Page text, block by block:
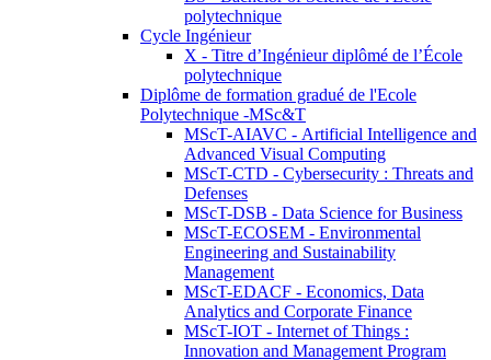
polytechnique
Cycle Ingénieur
X - Titre d’Ingénieur diplômé de l’École
polytechnique
Diplôme de formation gradué de l'Ecole
Polytechnique -MSc&T
MScT-AIAVC - Artificial Intelligence and
Advanced Visual Computing
MScT-CTD - Cybersecurity : Threats and
Defenses
MScT-DSB - Data Science for Business
MScT-ECOSEM - Environmental
Engineering and Sustainability
Management
MScT-EDACF - Economics, Data
Analytics and Corporate Finance
MScT-IOT - Internet of Things :
Innovation and Management Program